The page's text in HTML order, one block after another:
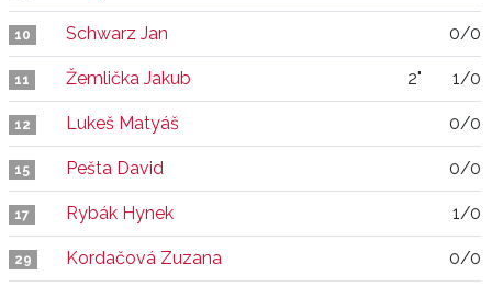
10 Schwarz Jan 0/0
11 Žemlička Jakub 2" 1/0
12 Lukeš Matyáš 0/0
15 Pešta David 0/0
17 Rybák Hynek 1/0
29 Kordačová Zuzana 0/0